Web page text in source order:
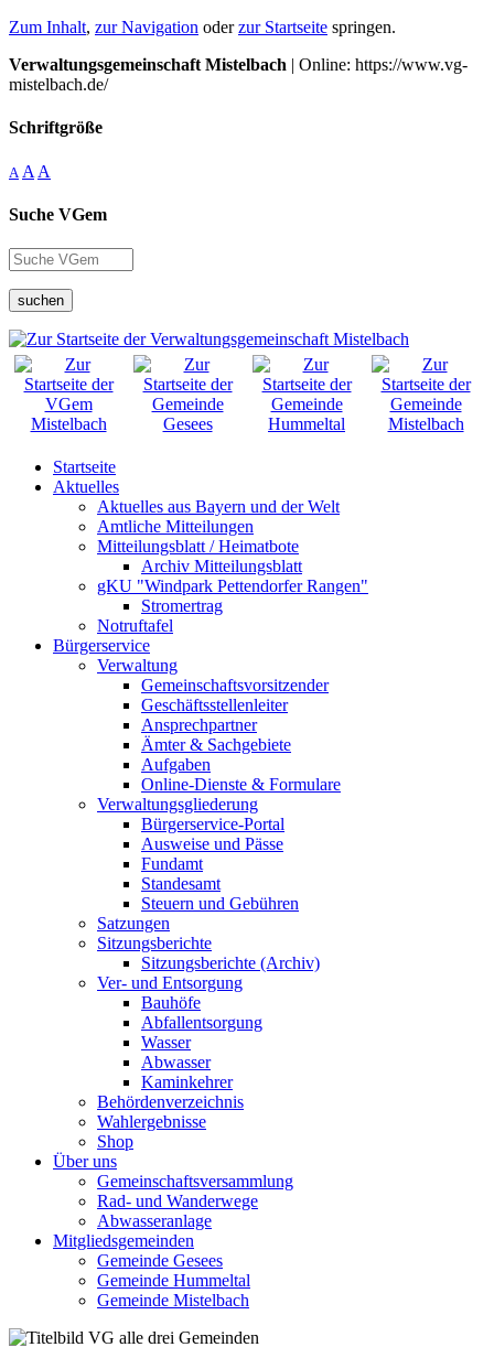
Zum Inhalt, zur Navigation oderzur Startseite springen.
Verwaltungsgemeinschaft Mistelbach | Online: https://www.vg-
mistelbach.de/
Schriftgröße
A A A
Suche VGem
suchen
Startseite
Aktuelles
Aktuelles aus Bayern und der Welt
Amtliche Mitteilungen
Mitteilungsblatt / Heimatbote
Archiv Mitteilungsblatt
gKU "Windpark Pettendorfer Rangen"
Stromertrag
Notruftafel
Bürgerservice
Verwaltung
Gemeinschaftsvorsitzender
Geschäftsstellenleiter
Ansprechpartner
Ämter & Sachgebiete
Aufgaben
Online-Dienste & Formulare
Verwaltungsgliederung
Bürgerservice-Portal
Ausweise und Pässe
Fundamt
Standesamt
Steuern und Gebühren
Satzungen
Sitzungsberichte
Sitzungsberichte (Archiv)
Ver- und Entsorgung
Bauhöfe
Abfallentsorgung
Wasser
Abwasser
Kaminkehrer
Behördenverzeichnis
Wahlergebnisse
Shop
Über uns
Gemeinschaftsversammlung
Rad- und Wanderwege
Abwasseranlage
Mitgliedsgemeinden
Gemeinde Gesees
Gemeinde Hummeltal
Gemeinde Mistelbach